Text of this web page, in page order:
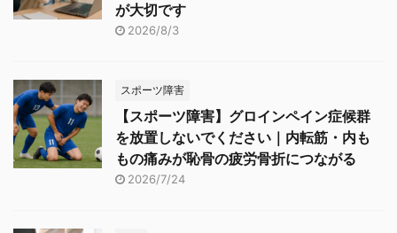
が大切です
2026/8/3
スポーツ障害
【スポーツ障害】グロインペイン症候群
を放置しないでください｜内転筋・内も
もの痛みが恥骨の疲労骨折につながる
2026/7/24